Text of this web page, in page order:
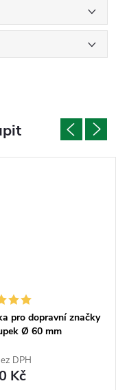
pro dopravní značky
Ø 60 mm
DPH
Kč